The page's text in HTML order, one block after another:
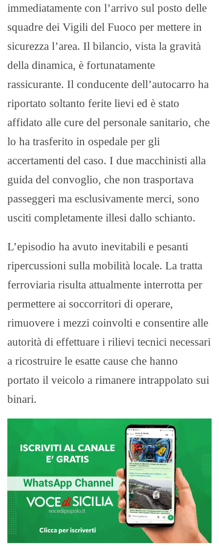
immediatamente con l’arrivo sul posto delle
squadre dei Vigili del Fuoco per mettere in
sicurezza l’area. Il bilancio, vista la gravità
della dinamica, è fortunatamente
rassicurante. Il conducente dell’autocarro ha
riportato soltanto ferite lievi ed è stato
affidato alle cure del personale sanitario, che
lo ha trasferito in ospedale per gli
accertamenti del caso. I due macchinisti alla
guida del convoglio, che non trasportava
passeggeri ma esclusivamente merci, sono
usciti completamente illesi dallo schianto.
L’episodio ha avuto inevitabili e pesanti
ripercussioni sulla mobilità locale. La tratta
ferroviaria risulta attualmente interrotta per
permettere ai soccorritori di operare,
rimuovere i mezzi coinvolti e consentire alle
autorità di effettuare i rilievi tecnici necessari
a ricostruire le esatte cause che hanno
portato il veicolo a rimanere intrappolato sui
binari.